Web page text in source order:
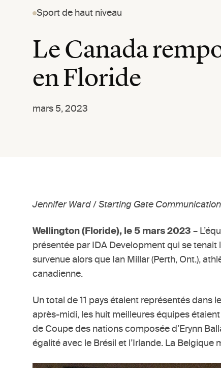
Sport de haut niveau
Le Canada
en Floride
mars 5, 2023
Jennifer Ward / Starting Gate
Wellington (Floride), le 5 mars 2023 –
présentée par IDA Development qui se
survenue alors que Ian Millar (Perth, Ont.),
canadienne.
Un total de 11 pays étaient représentés
après-midi, les huit meilleures équipes
de Coupe des nations composée d’Erynn
égalité avec le Brésil et l’Irlande. La